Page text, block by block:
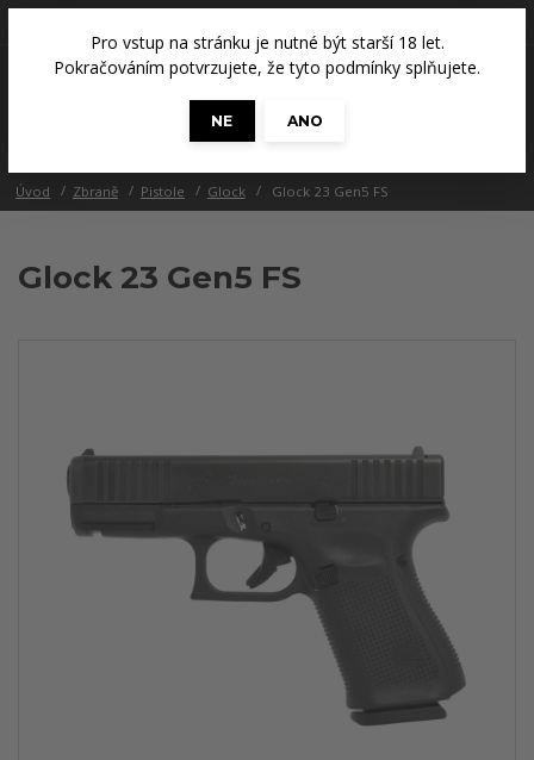
Pro vstup na stránku je nutné být starší 18 let.
Pokračováním potvrzujete, že tyto podmínky splňujete.
NE
ANO
0 Kč
Úvod Zbraně Pistole Glock Glock 23 Gen5 FS
Glock 23 Gen5 FS